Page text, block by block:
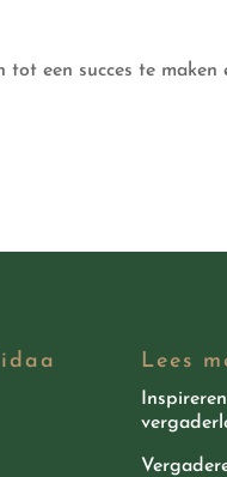
tot een succes te
Lees